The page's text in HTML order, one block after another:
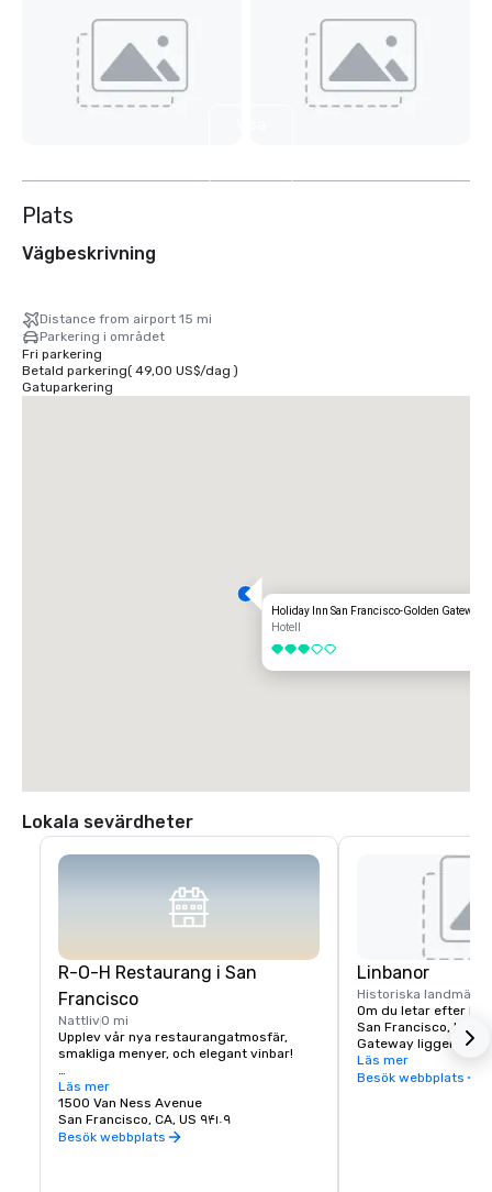
Plats
Vägbeskrivning
Distance from airport 15 mi
Parkering i området
Fri parkering
Betald parkering( 49,00 US$/dag )
Gatuparkering
Holiday Inn San Francisco-Golden Gateway
Hotell
3 av 5
Lokala sevärdheter
R-O-H Restaurang i San
Francisco
Nattliv0 mi
Upplev vår nya restaurangatmosfär,
smakliga menyer, och elegant vinbar!
Gäster som bor på Holiday Inn San
Francisco Hotel behöver inte våga sig
långt för att hitta en utsökt restaurang i
San Francisco. Vi är stolta över vår nya
Läs mer
1500 Van Ness Avenue
San Francisco, CA, US ۹۴۱۰۹
Besök webbplats
Linbanor
Historiska
Om du letar efter
San Francisco,
Gateway ligger
steg från California
erbjuder enkel
Läs mer
Besök webbplats